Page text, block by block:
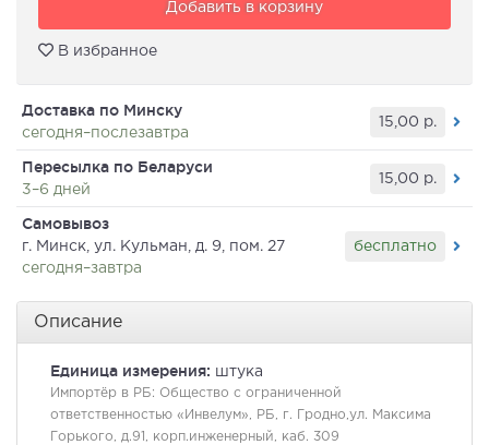
Добавить в корзину
В избранное
Доставка по Минску
сегодня–послезавтра
15,00 р.
Пересылка по Беларуси
3–6 дней
15,00 р.
Самовывоз
г. Минск, ул. Кульман, д. 9, пом. 27
сегодня–завтра
бесплатно
Описание
Единица измерения: штука
Импортёр в РБ: Общество с ограниченной
ответственностью «Инвелум», РБ, г. Гродно,ул. Максима
Горького, д.91, корп.инженерный, каб. 309